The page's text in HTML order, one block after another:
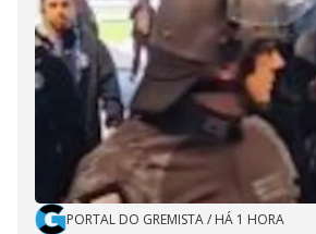
PORTAL DO GREMISTA/ HÁ 1 HORA